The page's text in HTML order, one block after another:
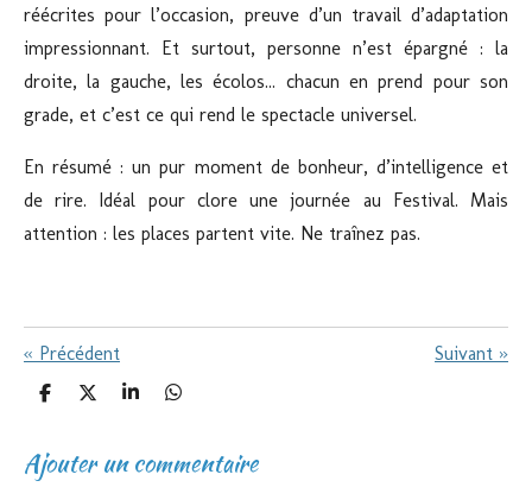
réécrites pour l’occasion, preuve d’un travail d’adaptation
impressionnant. Et surtout, personne n’est épargné : la
droite, la gauche, les écolos... chacun en prend pour son
grade, et c’est ce qui rend le spectacle universel.
En résumé : un pur moment de bonheur, d’intelligence et
de rire. Idéal pour clore une journée au Festival. Mais
attention : les places partent vite. Ne traînez pas.
« Précédent Suivant »
P
t
a
P
t
a
P
t
a
P
t
a
Ajouter un commentaire